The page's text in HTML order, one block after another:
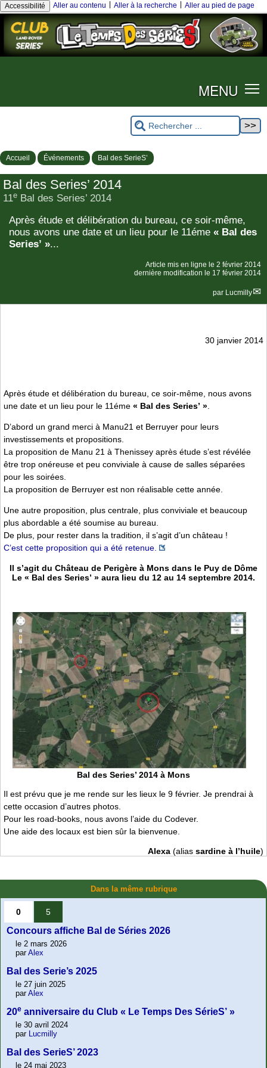
Accessibilité Aller au contenu Aller à la recherche Aller au pied de page
MENU
Accueil Événements Bal des SerieS’
Bal des Series’ 2014
11e Bal des Series’ 2014
Après étude et délibération du bureau, ce soir-même,
nous avons une date et un lieu pour le 11éme « Bal des
Series’ »...
Article mis en ligne le 2 février 2014
dernière modification le 17 février 2014
par Lucmilly
30 janvier 2014
Après étude et délibération du bureau, ce soir-même, nous avons
une date et un lieu pour le 11éme « Bal des Series’ »
D’abord un grand merci à Manu21 et Berruyer pour leurs
investissements et propositions.
La proposition de Manu 21 à Thenissey après étude s’est révélée
être trop onéreuse et peu conviviale à cause de salles séparées
pour les soirées.
La proposition de Berruyer est non réalisable cette année.
Une autre proposition, plus centrale, plus conviviale et beaucoup
plus abordable a été soumise au bureau.
De plus, pour rester dans la tradition, il s’agit d’un château !
C’est cette proposition qui a été retenue.
Il s’agit du Château de Perigère à Mons dans le Puy de Dôme
Le « Bal des Series’ » aura lieu du 12 au 14 septembre 2014.
Bal des Series’ 2014 à Mons
Il est prévu que je me rende sur les lieux le 9 février. Je prendrai à
cette occasion d’autres photos.
Pour les road-books, nous avons l’aide du Codever.
Une aide des locaux est bien sûr la bienvenue.
Alexa (alias sardine à l’huile)
Dans la même rubrique
0 5
Concours affiche Bal de Séries 2026
le 2 mars 2026
parAlex
Bal des Serie’s 2025
le 27 juin 2025
parAlex
20e anniversaire du Club « Le Temps Des SérieS’ »
le 30 avril 2024
par Lucmilly
Bal des SerieS’ 2023
le 24 mai 2023